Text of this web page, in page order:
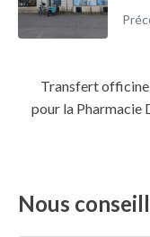
Transfert officine
pour la Pharmacie
Nous